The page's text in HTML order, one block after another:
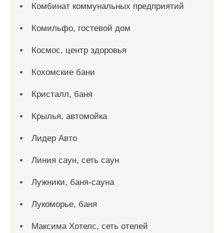
Комбинат коммунальных предприятий
Комильфо, гостевой дом
Космос, центр здоровья
Кохомские бани
Кристалл, баня
Крылья, автомойка
Лидер Авто
Линия саун, сеть саун
Лужники, баня-сауна
Лукоморье, баня
Максима Хотелс, сеть отелей